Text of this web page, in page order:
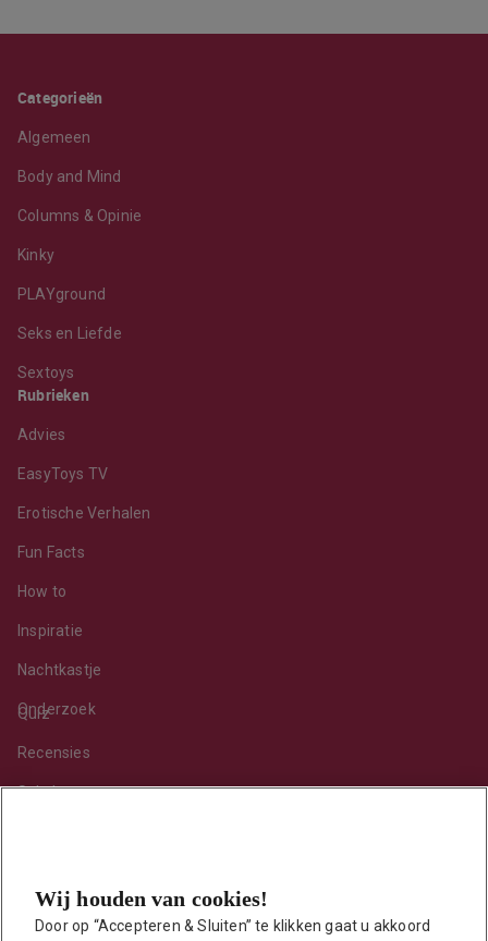
Categorieën
Algemeen
Body and Mind
Columns & Opinie
Kinky
PLAYground
Seks en Liefde
Sextoys
Rubrieken
Advies
EasyToys TV
Erotische Verhalen
Fun Facts
How to
Inspiratie
Nachtkastje
Onderzoek
Quiz
Recensies
Sekshoroscoop
Toy van de maand
Wij houden van cookies!
Door op “Accepteren & Sluiten” te klikken gaat u akkoord